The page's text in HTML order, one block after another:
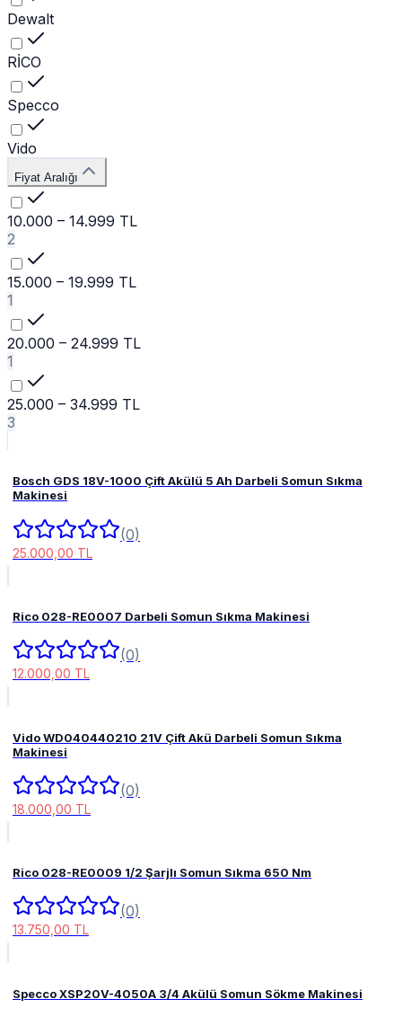
Dewalt
RİCO
Specco
Vido
Fiyat Aralığı
10.000 – 14.999 TL
2
15.000 – 19.999 TL
1
20.000 – 24.999 TL
1
25.000 – 34.999 TL
3
Bosch GDS 18V-1000 Çift Akülü 5 Ah Darbeli Somun Sıkma
Makinesi
(0)
25.000,00 TL
Rico 028-RE0007 Darbeli Somun Sıkma Makinesi
(0)
12.000,00 TL
Vido WD040440210 21V Çift Akü Darbeli Somun Sıkma
Makinesi
(0)
18.000,00 TL
Rico 028-RE0009 1/2 Şarjlı Somun Sıkma 650 Nm
(0)
13.750,00 TL
Specco XSP20V-4050A 3/4 Akülü Somun Sökme Makinesi